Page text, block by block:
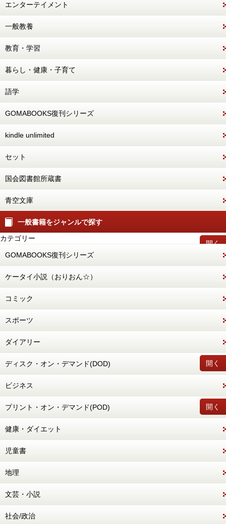
エンターテイメント
一般教養
教育・学習
暮らし・健康・子育て
語学
GOMABOOKS復刊シリーズ
kindle unlimited
セット
国会図書館所蔵書
青空文庫
一般書籍をジャンルで探す
開く
カテゴリー
GOMABOOKS復刊シリーズ
ケータイ小説（おりおん☆）
コミック
スポーツ
ダイアリー
開く
ディスク・オン・デマンド(DOD)
ビジネス
開く
プリント・オン・デマンド(POD)
健康・ダイエット
児童書
地理
文芸・小説
社会/政治